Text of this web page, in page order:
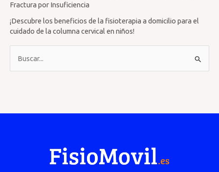
Fractura por Insuficiencia
¡Descubre los beneficios de la fisioterapia a domicilio para el
cuidado de la columna cervical en niños!